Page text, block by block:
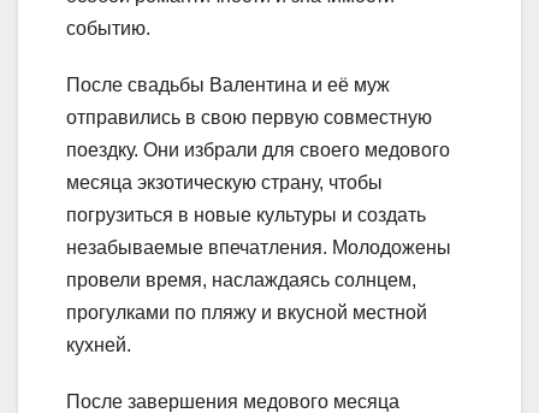
событию.
После свадьбы Валентина и её муж
отправились в свою первую совместную
поездку. Они избрали для своего медового
месяца экзотическую страну, чтобы
погрузиться в новые культуры и создать
незабываемые впечатления. Молодожены
провели время, наслаждаясь солнцем,
прогулками по пляжу и вкусной местной
кухней.
После завершения медового месяца